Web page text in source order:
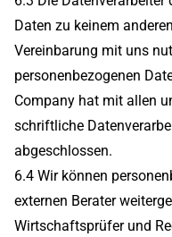
Daten zu keinem
Vereinbarung mit uns
personenbezogenen
Company hat mit allen
schriftliche
abgeschlossen.
6.4 Wir können
externen Berater
Wirtschaftsprüfer und